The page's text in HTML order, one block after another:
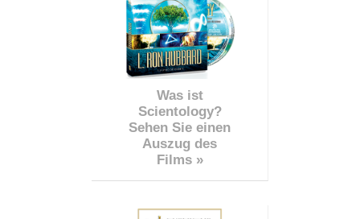
Was ist
Scientology?
Sehen Sie einen
Auszug des
Films »